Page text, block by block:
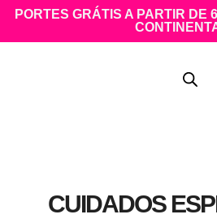
PORTES GRÁTIS A PARTIR DE
CUIDADOS